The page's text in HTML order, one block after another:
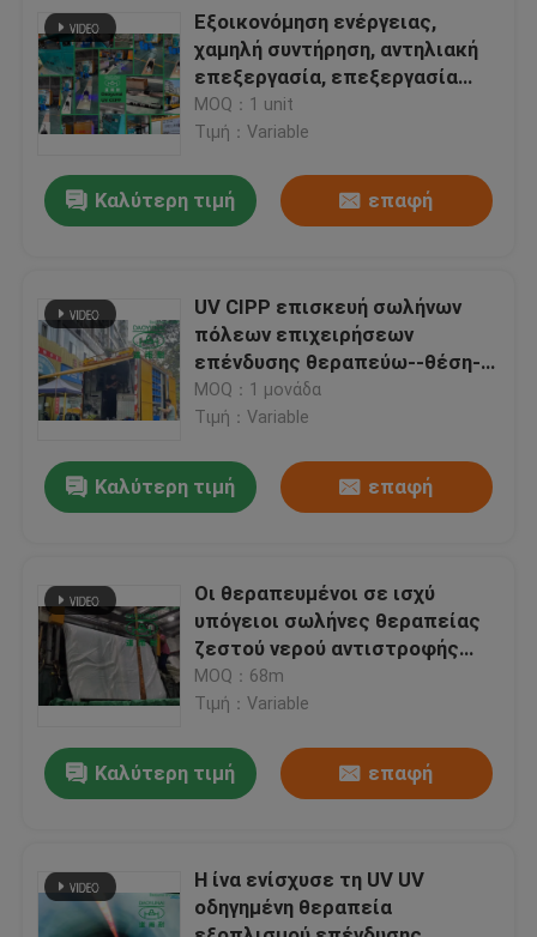
Εξοικονόμηση ενέργειας,
χαμηλή συντήρηση, αντηλιακή
επεξεργασία, επεξεργασία
σωλήνων με υψηλά
ολοκληρωμένο σχεδιασμό
MOQ：1 unit
Τιμή：Variable
Καλύτερη τιμή επαφή
UV CIPP επισκευή σωλήνων
πόλεων επιχειρήσεων
επένδυσης θεραπεύω--θέση-
σωλήνων χωρίς σκάψιμο
MOQ：1 μονάδα
Τιμή：Variable
Καλύτερη τιμή επαφή
Οι θεραπευμένοι σε ισχύ
υπόγειοι σωλήνες θεραπείας
ζεστού νερού αντιστροφής
νερού σωλήνων CIPP
επισκευάζουν το ΚΑΝΈΝΑ
MOQ：68m
Τιμή：Variable
Καλύτερη τιμή επαφή
Η ίνα ενίσχυσε τη UV UV
οδηγημένη θεραπεία